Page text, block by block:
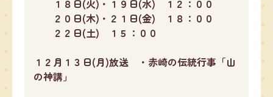
１８日(火)・１９日(水) １２：００
２０日(木)・２１日(金) １８：００
２２日(土) １５：００
１２月１３日(月)放送 ・赤崎の伝統行事「山
の神講」